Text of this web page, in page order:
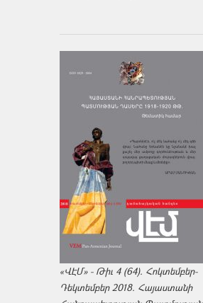
«ՎԷՄ» - Թիւ 4 (64). Հոկտեմբեր-
Դեկտեմբեր 2018. Հայաստանի